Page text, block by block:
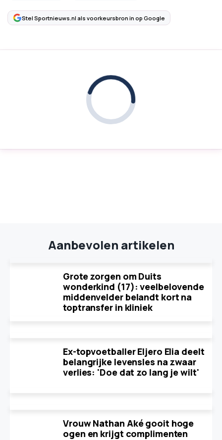
Stel Sportnieuws.nl als voorkeursbron in op Google
Aanbevolen artikelen
Grote zorgen om Duits
wonderkind (17): veelbelovende
middenvelder belandt kort na
toptransfer in kliniek
Ex-topvoetballer Eljero Elia deelt
belangrijke levensles na zwaar
verlies: 'Doe dat zo lang je wilt'
Vrouw Nathan Aké gooit hoge
ogen en krijgt complimenten